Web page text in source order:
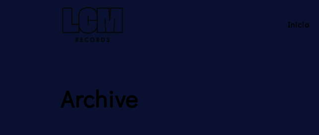
Inicio
Archive